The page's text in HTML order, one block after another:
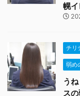
幌
チリ
弱め
う
ス